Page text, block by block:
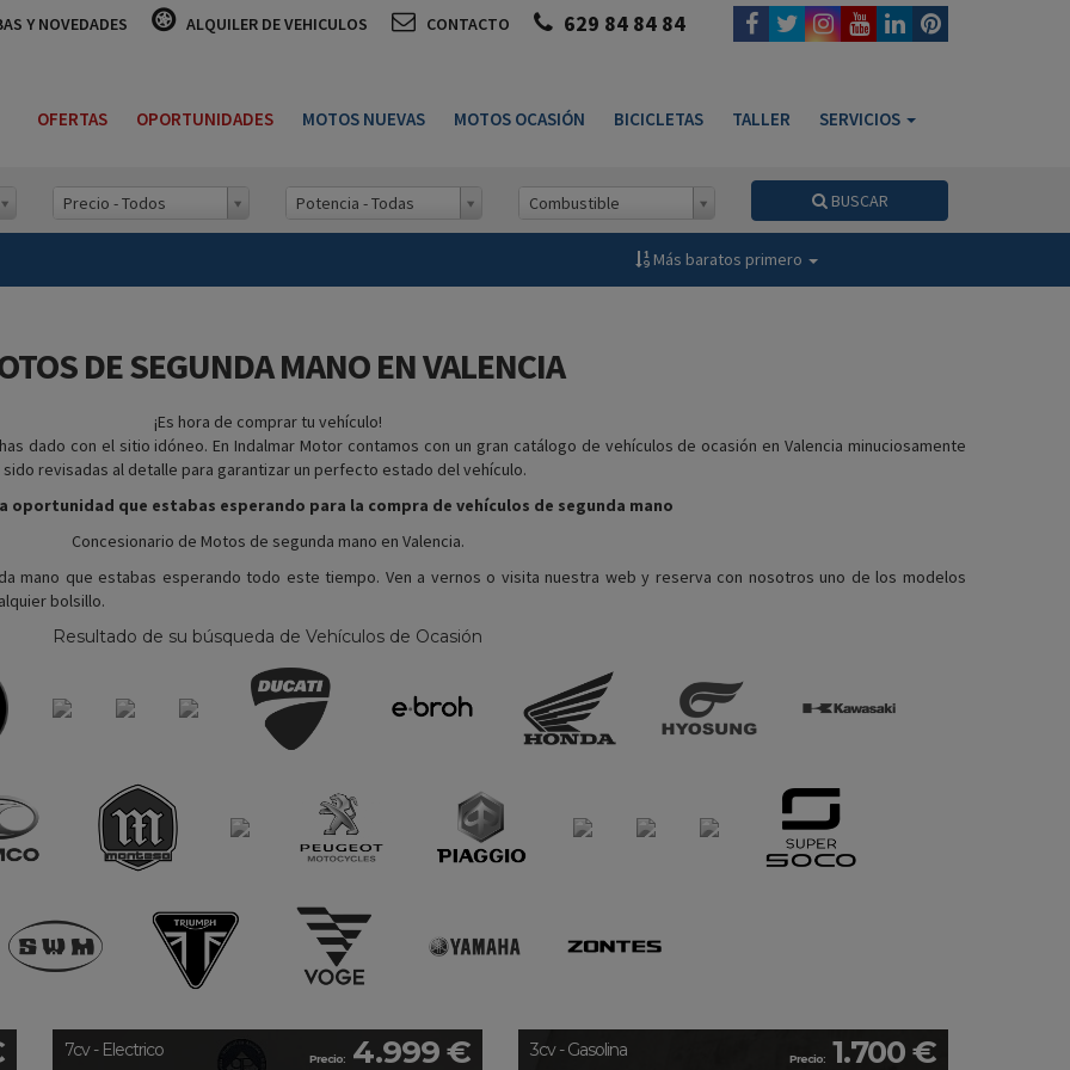
Y NOVEDADES ALQUILER DE VEHICULOS CONTACTO 629 84 84 84
OFERTAS OPORTUNIDADES MOTOS NUEVAS MOTOS OCASIÓN BICICLETAS TALLER SERVICIOS
Precio - Todos Potencia - Todas Combustible BUSCAR
Más baratos primero
DE SEGUNDA MANO EN VALENCIA
¡Es hora de comprar tu vehículo!
dado con el sitio idóneo. En Indalmar Motor contamos con un gran catálogo de vehículos de ocasión en Valencia minuciosamente
revisadas al detalle para garantizar un perfecto estado del vehículo.
oportunidad que estabas esperando para la compra de vehículos de segunda mano
Concesionario de Motos de segunda mano en Valencia.
mano que estabas esperando todo este tiempo. Ven a vernos o visita nuestra web y reserva con nosotros uno de los modelos
bolsillo.
Resultado de su búsqueda de Vehículos de Ocasión
Precio: 4.999 €
7cv - Electrico Precio: 1.700 €
3cv - Gasolina